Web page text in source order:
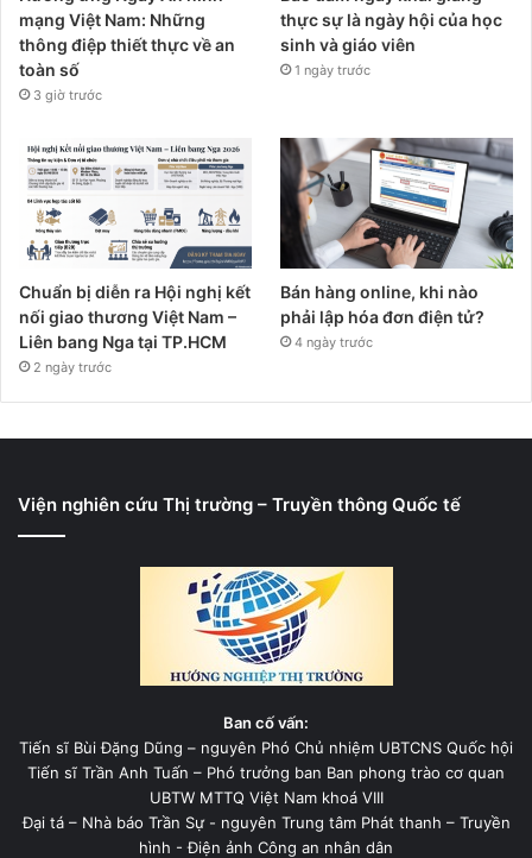
mạng Việt Nam: Những
thông điệp thiết thực về an
toàn số
3 giờ trước
thực sự là ngày hội của học
sinh và giáo viên
1 ngày trước
Chuẩn bị diễn ra Hội nghị kết
nối giao thương Việt Nam –
Liên bang Nga tại TP.HCM
2 ngày trước
Bán hàng online, khi nào
phải lập hóa đơn điện tử?
4 ngày trước
Viện nghiên cứu Thị trường – Truyền thông Quốc tế
Ban cố vấn:
Tiến sĩ Bùi Đặng Dũng – nguyên Phó Chủ nhiệm UBTCNS Quốc hội
Tiến sĩ Trần Anh Tuấn – Phó trưởng ban Ban phong trào cơ quan
UBTW MTTQ Việt Nam khoá VIII
Đại tá – Nhà báo Trần Sự - nguyên Trung tâm Phát thanh – Truyền
hình - Điện ảnh Công an nhân dân